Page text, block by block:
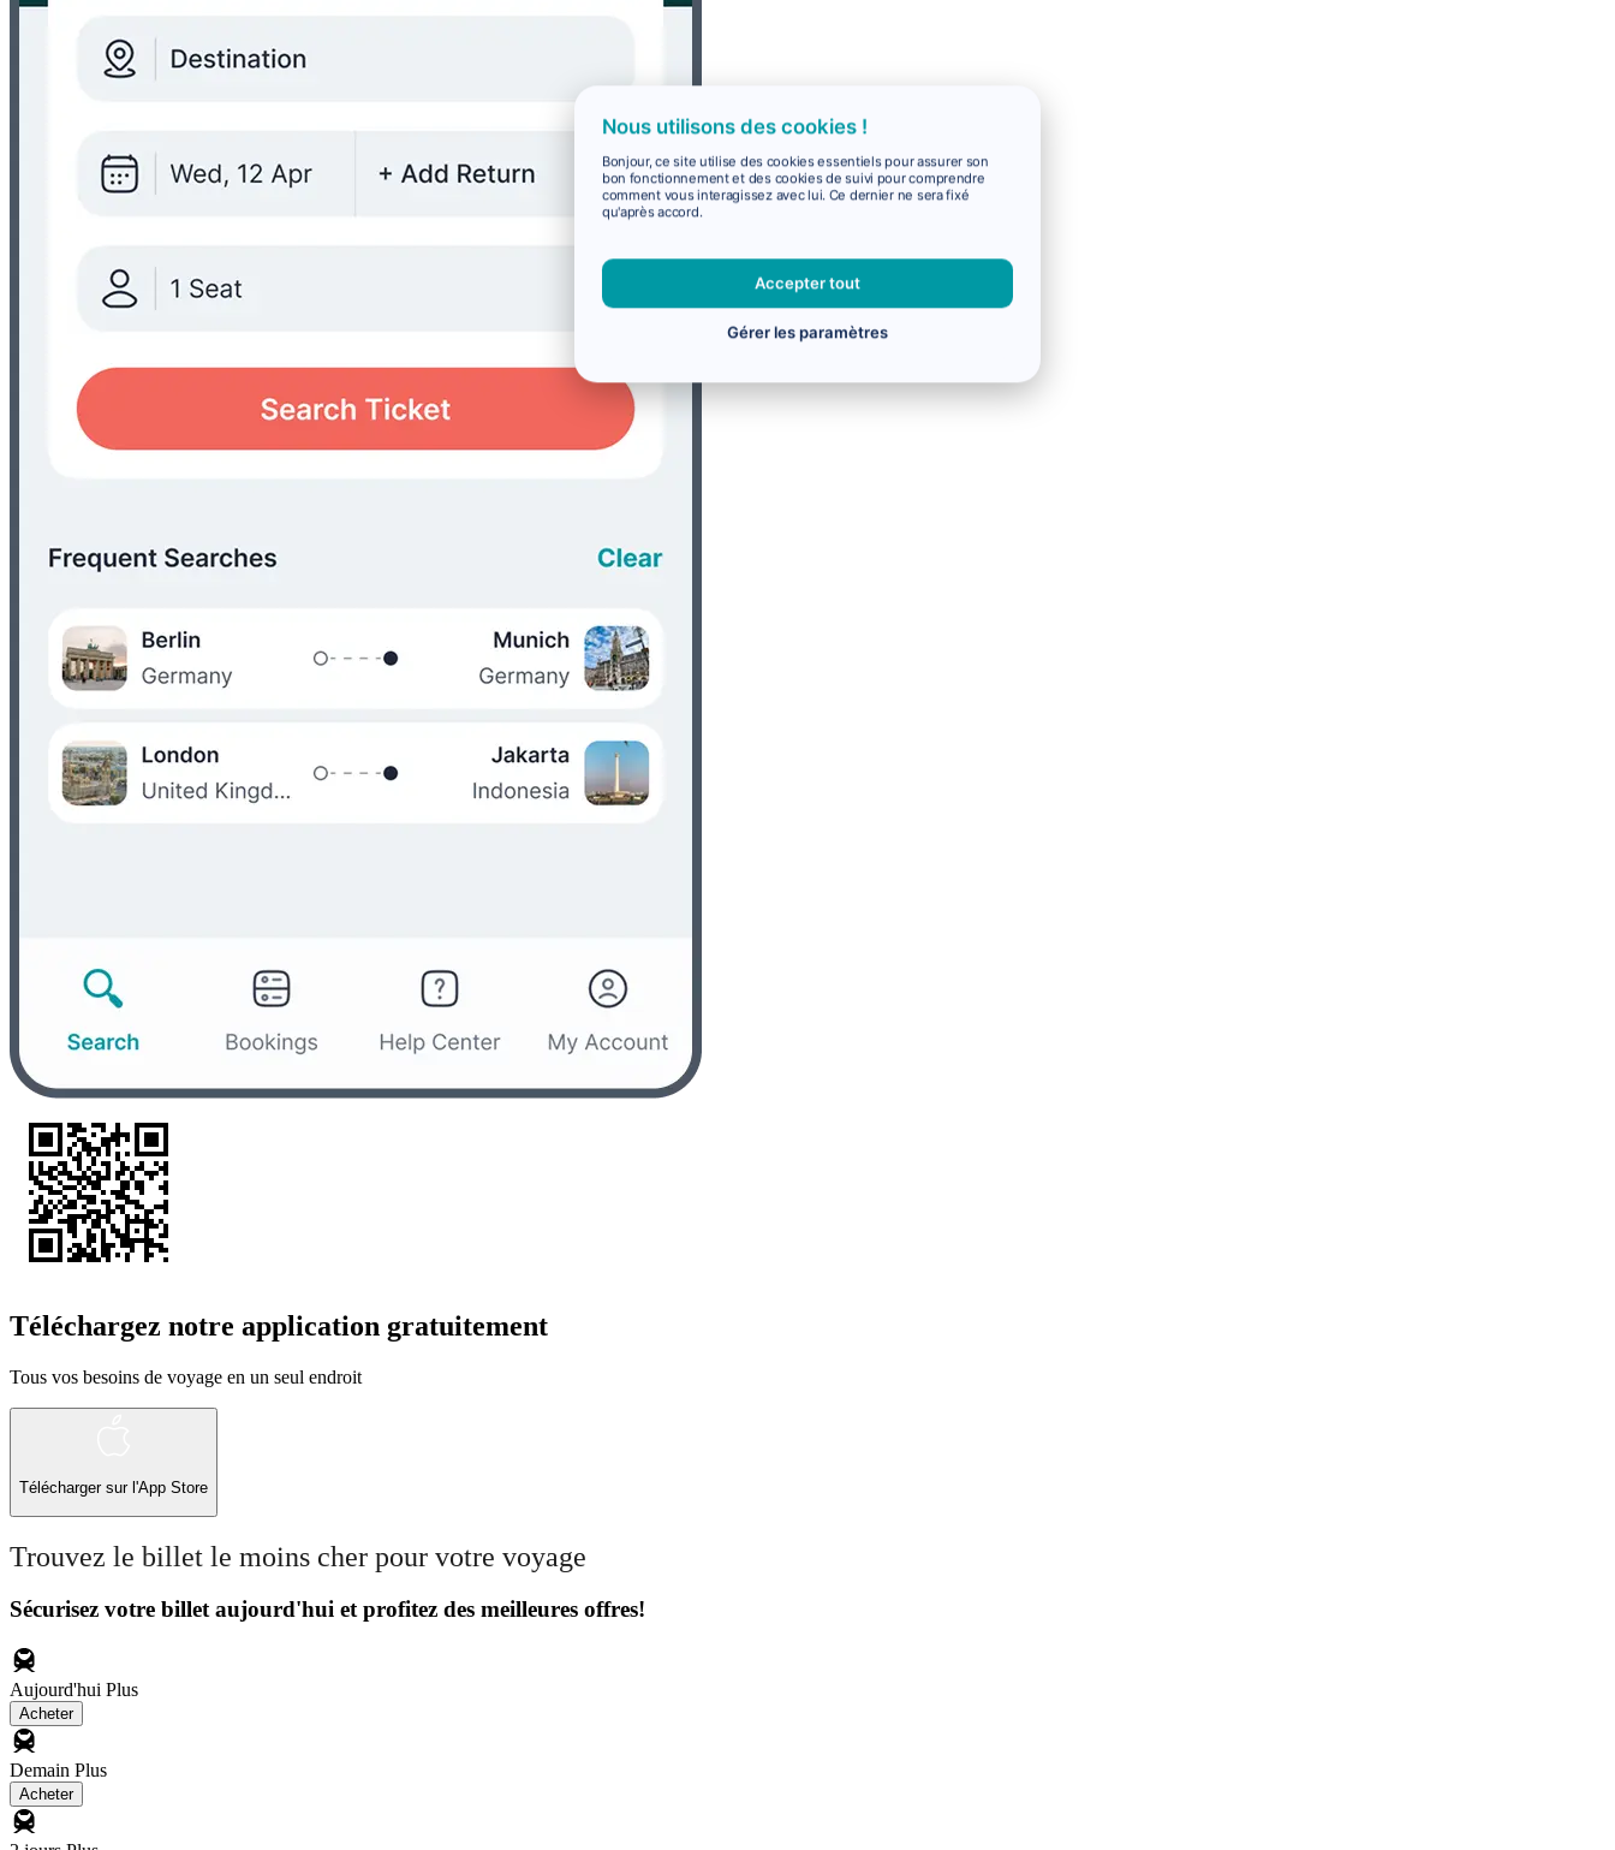
Téléchargez notre application gratuitement
Tous vos besoins de voyage en un seul endroit
Télécharger sur l'App Store
Trouvez le billet le moins cher pour votre voyage
Sécurisez votre billet aujourd'hui et profitez des meilleures offres!
Aujourd'hui Plus
Acheter
Demain Plus
Acheter
Nous utilisons des cookies !
Bonjour, ce site utilise des cookies essentiels pour assurer son
bon fonctionnement et des cookies de suivi pour comprendre
comment vous interagissez avec lui. Ce dernier ne sera fixé
qu'après accord.
Accepter tout
Gérer les paramètres